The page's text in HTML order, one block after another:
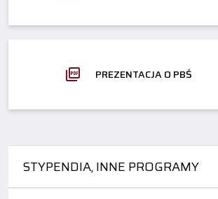
STYPENDIA, INNE PROGRAMY
PREZENTACJA O PBŚ